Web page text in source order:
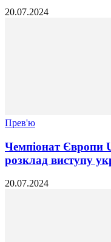
20.07.2024
Прев'ю
Чемпіонат Європи
розклад виступу
20.07.2024